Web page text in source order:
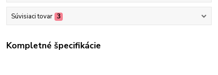
Súvisiaci tovar 3
Kompletné špecifikácie